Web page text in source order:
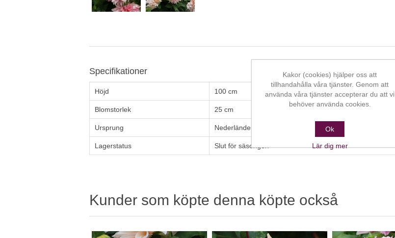
Specifikationer
Höjd 100 cm
Blomstorlek 25 cm
Ursprung Nederländerna (NL)
Lagerstatus Slut för säsongen
Kunder som köpte denna köpte också
Kakor (cookies) hjälper oss att
tillhandahålla våra tjänster. Genom att
använda våra tjänster accepterar du att vi
behöver använda cookies.
Ok
Lär dig mer